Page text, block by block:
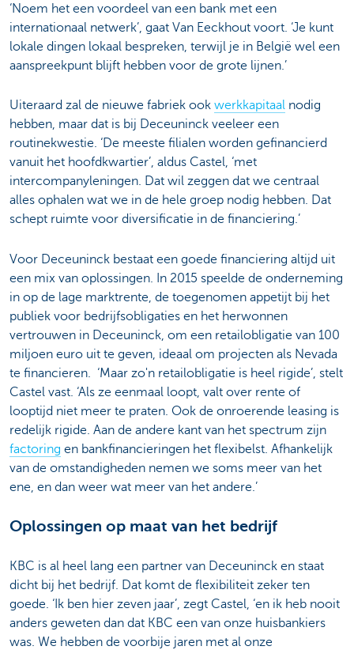
‘Noem het een voordeel van een bank met een
internationaal netwerk’, gaat Van Eeckhout voort. ‘Je kunt
lokale dingen lokaal bespreken, terwijl je in België wel een
aanspreekpunt blijft hebben voor de grote lijnen.’
Uiteraard zal de nieuwe fabriek ook werkkapitaal nodig
hebben, maar dat is bij Deceuninck veeleer een
routinekwestie. ‘De meeste filialen worden gefinancierd
vanuit het hoofdkwartier’, aldus Castel, ‘met
intercompanyleningen. Dat wil zeggen dat we centraal
alles ophalen wat we in de hele groep nodig hebben. Dat
schept ruimte voor diversificatie in de financiering.’
Voor Deceuninck bestaat een goede financiering altijd uit
een mix van oplossingen. In 2015 speelde de onderneming
in op de lage marktrente, de toegenomen appetijt bij het
publiek voor bedrijfsobligaties en het herwonnen
vertrouwen in Deceuninck, om een retailobligatie van 100
miljoen euro uit te geven, ideaal om projecten als Nevada
te financieren. ‘Maar zo'n retailobligatie is heel rigide’, stelt
Castel vast. ‘Als ze eenmaal loopt, valt over rente of
looptijd niet meer te praten. Ook de onroerende leasing is
redelijk rigide. Aan de andere kant van het spectrum zijn
factoring en bankfinancieringen het flexibelst. Afhankelijk
van de omstandigheden nemen we soms meer van het
ene, en dan weer wat meer van het andere.’
Oplossingen op maat van het bedrijf
KBC is al heel lang een partner van Deceuninck en staat
dicht bij het bedrijf. Dat komt de flexibiliteit zeker ten
goede. ‘Ik ben hier zeven jaar’, zegt Castel, ‘en ik heb nooit
anders geweten dan dat KBC een van onze huisbankiers
was. We hebben de voorbije jaren met al onze